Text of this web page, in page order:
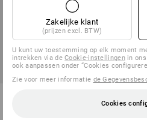
Zakelijke klant
(prijzen excl. BTW)
U kunt uw toestemming op elk moment
intrekken via deCookie-instellingenin ons
ook aanpassen onder “Cookies
Zie voor meer informatie de
Cookies